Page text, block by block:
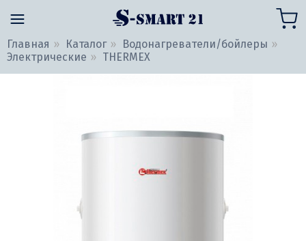
Главная Каталог
Водонагреватели/бойлеры
Электрические
THERMEX